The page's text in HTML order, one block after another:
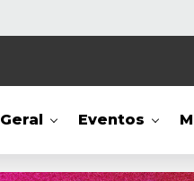
Geral Eventos